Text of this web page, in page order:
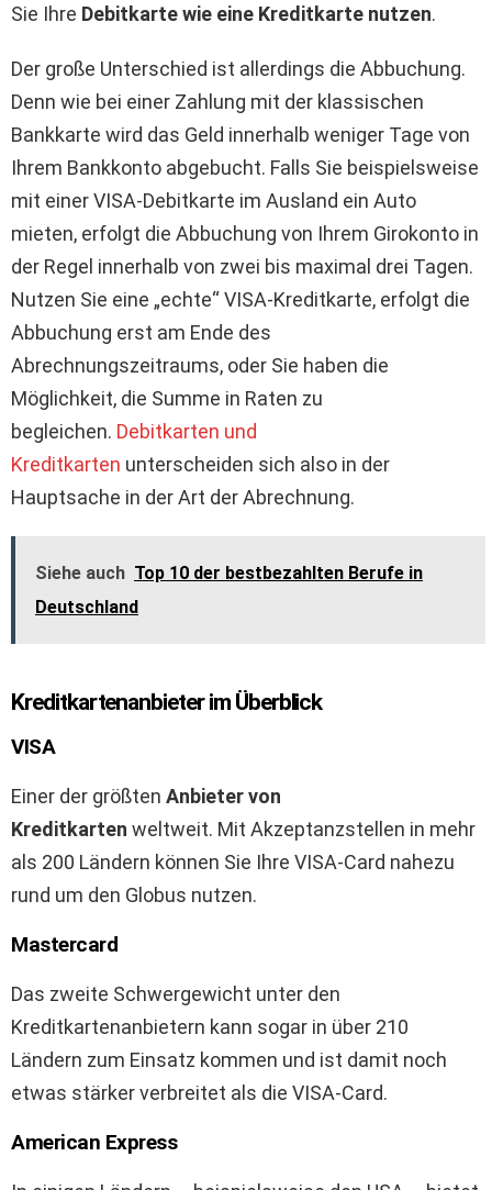
Sie Ihre Debitkarte wie eine Kreditkarte nutzen.
Der große Unterschied ist allerdings die Abbuchung.
Denn wie bei einer Zahlung mit der klassischen
Bankkarte wird das Geld innerhalb weniger Tage von
Ihrem Bankkonto abgebucht. Falls Sie beispielsweise
mit einer VISA-Debitkarte im Ausland ein Auto
mieten, erfolgt die Abbuchung von Ihrem Girokonto in
der Regel innerhalb von zwei bis maximal drei Tagen.
Nutzen Sie eine „echte“ VISA-Kreditkarte, erfolgt die
Abbuchung erst am Ende des
Abrechnungszeitraums, oder Sie haben die
Möglichkeit, die Summe in Raten zu
begleichen. Debitkarten und
Kreditkarten unterscheiden sich also in der
Hauptsache in der Art der Abrechnung.
Siehe auch Top 10 der bestbezahlten Berufe in
Deutschland
Kreditkartenanbieter im Überblick
VISA
Einer der größten Anbieter von
Kreditkarten weltweit. Mit Akzeptanzstellen in mehr
als 200 Ländern können Sie Ihre VISA-Card nahezu
rund um den Globus nutzen.
Mastercard
Das zweite Schwergewicht unter den
Kreditkartenanbietern kann sogar in über 210
Ländern zum Einsatz kommen und ist damit noch
etwas stärker verbreitet als die VISA-Card.
American Express